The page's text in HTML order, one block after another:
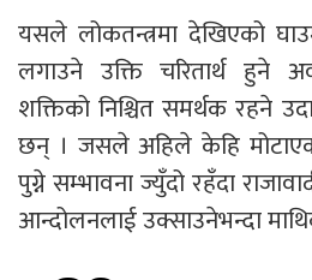
यसले लोकतन्त्रमा देखिएको
लगाउने उक्ति चरितार्थ हुने
शक्तिको निश्चित समर्थक रहने
छन् । जसले अहिले केहि
पुग्ने सम्भावना ज्युँदो रहँदा
आन्दोलनलाई उक्साउनेभन्दा